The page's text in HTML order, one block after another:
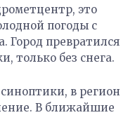
это
погоды с
Город превратился
только без снега.
в регион
В ближайшие